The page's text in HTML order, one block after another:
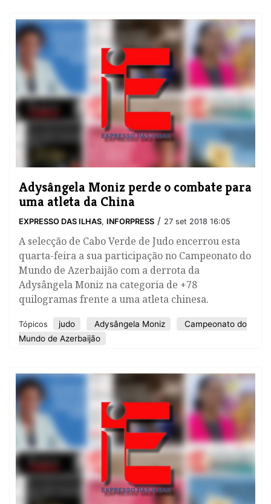
Adysângela Moniz perde o combate para
uma atleta da China
EXPRESSO DAS ILHAS, INFORPRESS / 27 set 2018 16:05
​A selecção de Cabo Verde de Judo encerrou esta
quarta-feira a sua participação no Campeonato do
Mundo de Azerbaijão com a derrota da
Adysângela Moniz na categoria de +78
quilogramas frente a uma atleta chinesa.
Tópicos judo Adysângela Moniz
Campeonato do
Mundo de Azerbaijão